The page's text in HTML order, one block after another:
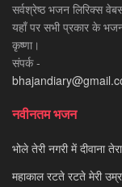
सर्वश्रेष्ठ भजन लिरिक्स
यहाँ पर सभी प्रकार के
कृष्णा।
संपर्क -
नवीनतम भजन
भोले तेरी नगरी में दीवाना
महाकाल रटते रटते मेरी